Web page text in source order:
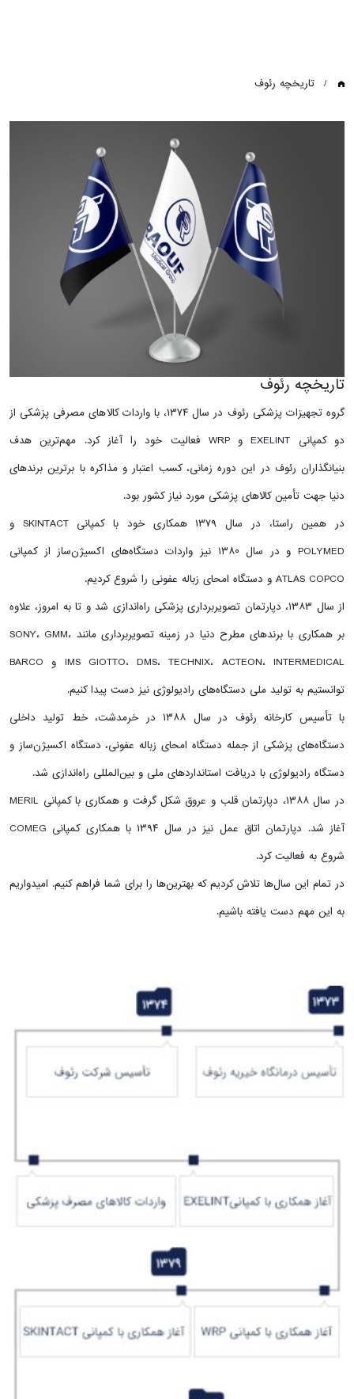
تاریخچه رئوف
تاریخچه رئوف
گروه تجهیزات پزشکی رئوف در سال ۱۳۷۴، با واردات کالاهای مصرفی پزشکی از
دو کمپانی EXELINT و WRP فعالیت خود را آغاز کرد. مهم‌ترین هدف
بنیانگذاران رئوف در این دوره زمانی، کسب اعتبار و مذاکره با برترین برندهای
دنیا جهت تأمین کالاهای پزشکی مورد نیاز کشور بود.
در همین راستا، در سال ۱۳۷۹ همکاری خود با کمپانی SKINTACT و
POLYMED و در سال ۱۳۸۰ نیز واردات دستگاه‌های اکسیژن‌ساز از کمپانی
ATLAS COPCO و دستگاه امحای زباله عفونی را شروع کردیم.
از سال ۱۳۸۳، دپارتمان تصویربرداری پزشکی راه‌اندازی شد و تا به امروز، علاوه
بر همکاری با برندهای مطرح دنیا در زمینه تصویربرداری مانند SONY، GMM،
IMS GIOTTO، DMS، TECHNIX، ACTEON، INTERMEDICAL و BARCO
توانستیم به تولید ملی دستگاه‌های رادیولوژی نیز دست پیدا کنیم.
با تأسیس کارخانه رئوف در سال ۱۳۸۸ در خرمدشت، خط تولید داخلی
دستگاه‌های پزشکی از جمله دستگاه امحای زباله عفونی، دستگاه اکسیژن‌ساز و
دستگاه رادیولوژی با دریافت استانداردهای ملی و بین‌المللی راه‌اندازی شد.
در سال ۱۳۸۸، دپارتمان قلب و عروق شکل گرفت و همکاری با کمپانی MERIL
آغاز شد. دپارتمان اتاق عمل نیز در سال ۱۳۹۴ با همکاری کمپانی COMEG
شروع به فعالیت کرد.
در تمام این سال‌ها تلاش کردیم که بهترین‌ها را برای شما فراهم کنیم. امیدواریم
به این مهم دست یافته باشیم.